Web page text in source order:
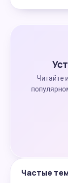
Читайте
Частые